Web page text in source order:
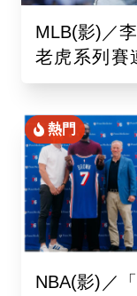
MLB(影)／
老虎系列賽
手魯閣」追
熱門
NBA(影)／